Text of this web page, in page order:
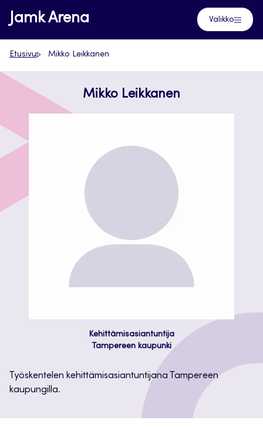
Siirry
suoraan
sisältöön
Jamk Arena Valikko
Etusivu Mikko Leikkanen
Mikko Leikkanen
Kehittämisasiantuntija
Tampereen kaupunki
Työskentelen kehittämisasiantuntijana Tampereen
kaupungilla.